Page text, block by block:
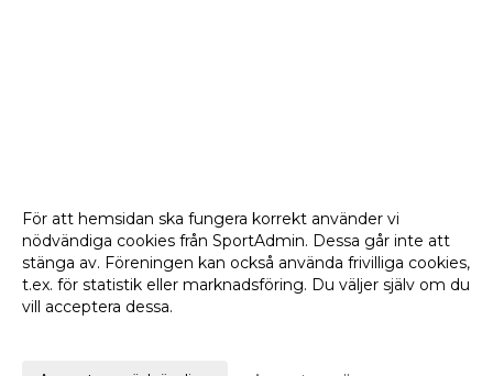
För att hemsidan ska fungera korrekt använder vi
nödvändiga cookies från SportAdmin. Dessa går inte att
stänga av. Föreningen kan också använda frivilliga cookies,
t.ex. för statistik eller marknadsföring. Du väljer själv om du
vill acceptera dessa.